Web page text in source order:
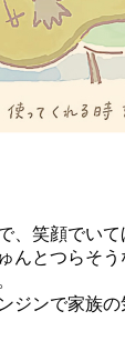
、笑顔でいて
んとつらそ
ジンで家族の